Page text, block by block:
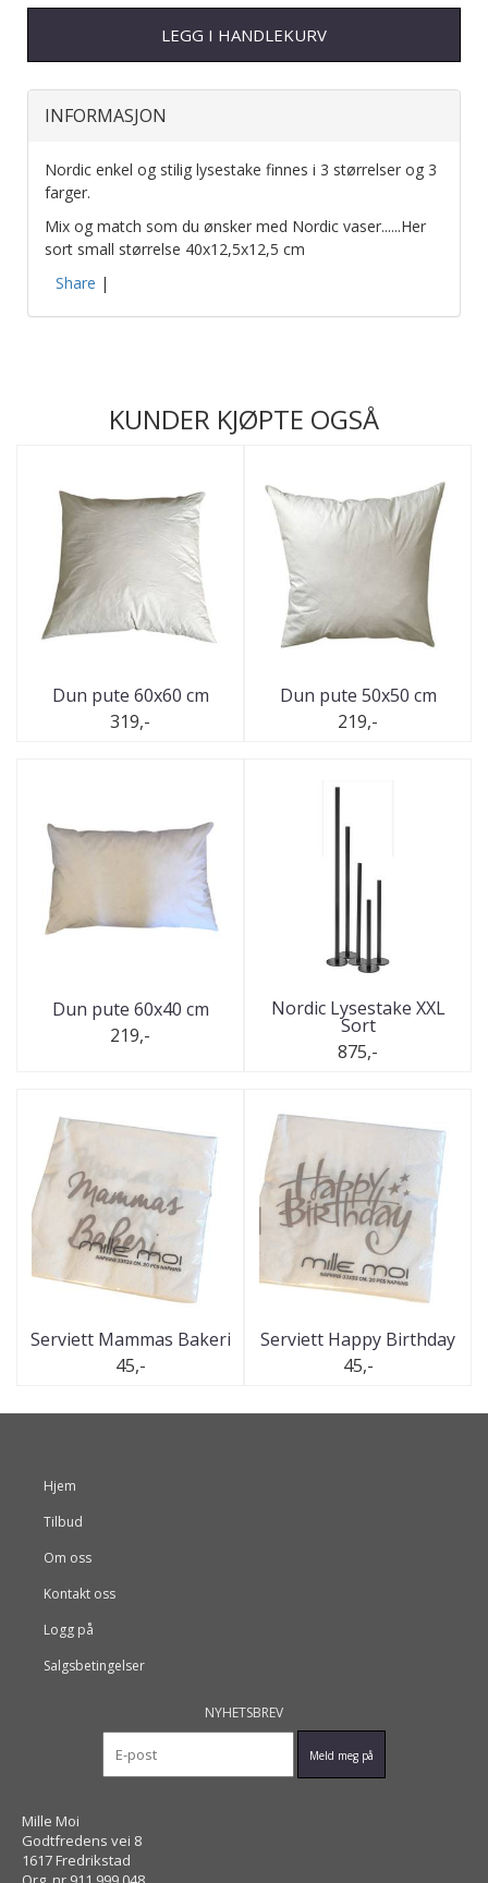
LEGG I HANDLEKURV
INFORMASJON
Nordic enkel og stilig lysestake finnes i 3 størrelser og 3
farger.
Mix og match som du ønsker med Nordic vaser......Her
sort small størrelse 40x12,5x12,5 cm
Share |
KUNDER KJØPTE OGSÅ
Dun pute 60x60 cm
319,-
Dun pute 50x50 cm
219,-
Dun pute 60x40 cm
219,-
Nordic Lysestake XXL
Sort
875,-
Serviett Mammas Bakeri
45,-
Serviett Happy Birthday
45,-
Hjem
Tilbud
Om oss
Kontakt oss
Logg på
Salgsbetingelser
NYHETSBREV
Mille Moi
Godtfredens vei 8
1617 Fredrikstad